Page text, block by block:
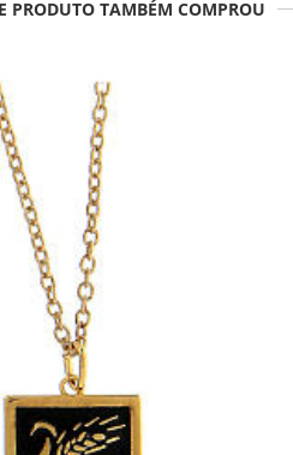
PRODUTO TAMBÉM COMPROU